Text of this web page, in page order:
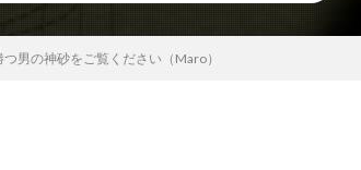
男の神砂をご覧ください（Maro）